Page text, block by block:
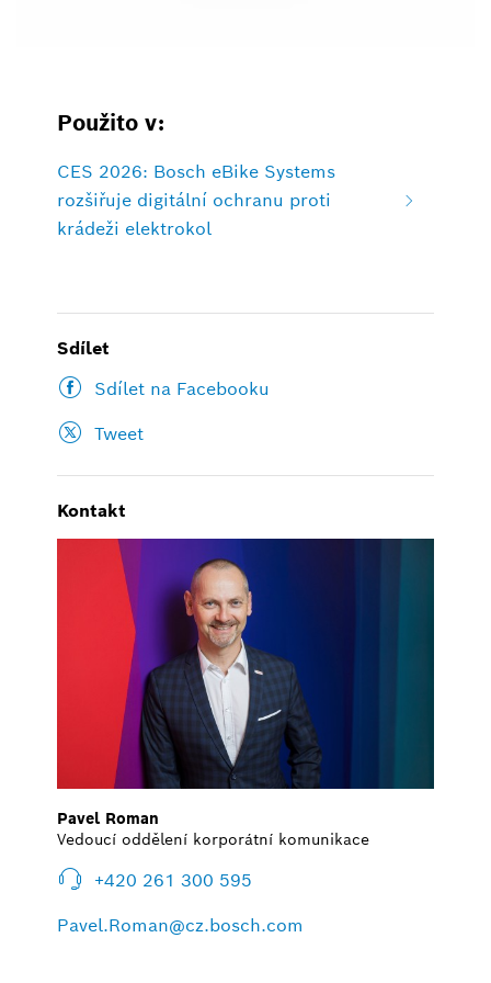
Použito v:
CES 2026: Bosch eBike Systems
rozšiřuje digitální ochranu proti
krádeži elektrokol
Sdílet
Sdílet na Facebooku
Tweet
Kontakt
Pavel Roman
Vedoucí oddělení korporátní komunikace
+420 261 300 595
Pavel.Roman@cz.bosch.com